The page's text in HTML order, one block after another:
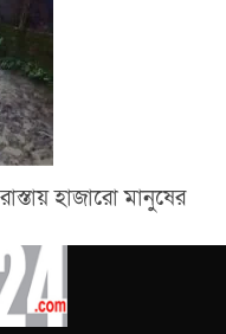
হাজারো মানুষের